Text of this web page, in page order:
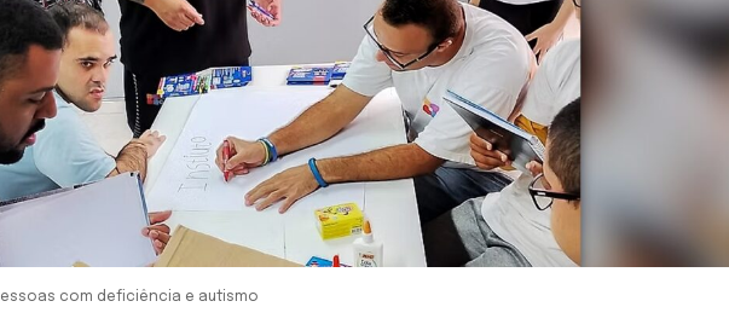
com deficiência e autismo